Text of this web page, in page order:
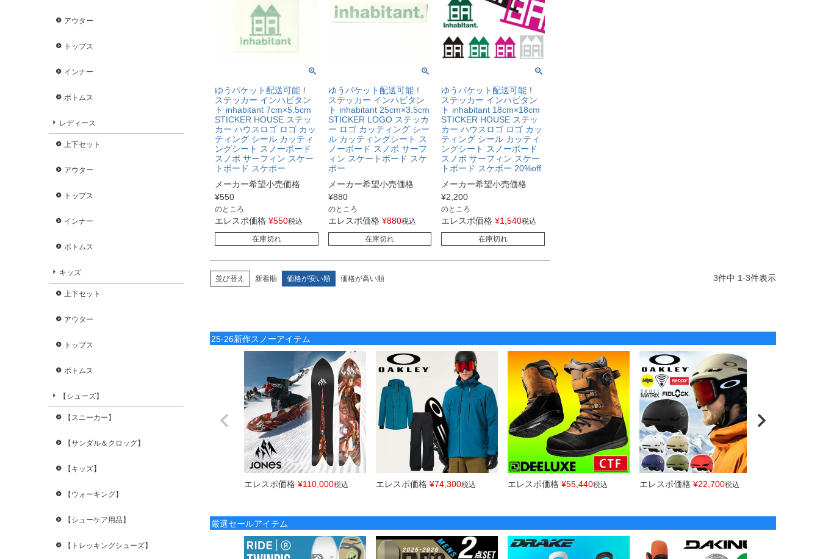
アウター
トップス
インナー
ボトムス
レディース
上下セット
アウター
トップス
インナー
ボトムス
キッズ
上下セット
アウター
トップス
ボトムス
【シューズ】
【スニーカー】
【サンダル＆クロッグ】
【キッズ】
【ウォーキング】
【シューケア用品】
【トレッキングシューズ】
ゆうパケット配送可能！
ステッカー インハビタン
ト inhabitant 7cm×5.5cm
STICKER HOUSE ステッ
カー ハウスロゴ ロゴ カッ
ティング シール カッティ
ングシート スノーボード
スノボ サーフィン スケー
トボード スケボー
メーカー希望小売価格
¥550
のところ
エレスポ価格 ¥550税込
在庫切れ
ゆうパケット配送可能！
ステッカー インハビタン
ト inhabitant 25cm×3.5cm
STICKER LOGO ステッカ
ー ロゴ カッティング シー
ル カッティングシート ス
ノーボード スノボ サーフ
ィン スケートボード スケ
ボー
メーカー希望小売価格
¥880
のところ
エレスポ価格 ¥880税込
在庫切れ
ゆうパケット配送可能！
ステッカー インハビタン
ト inhabitant 18cm×18cm
STICKER HOUSE ステッ
カー ハウスロゴ ロゴ カッ
ティング シール カッティ
ングシート スノーボード
スノボ サーフィン スケー
トボード スケボー 20%off
メーカー希望小売価格
¥2,200
のところ
エレスポ価格 ¥1,540税込
在庫切れ
並び替え 新着順 価格が安い順 価格が高い順 3件中 1-3件表示
25-26新作スノーアイテム
エレスポ価格 ¥110,000税込 エレスポ価格 ¥74,300税込 エレスポ価格 ¥55,440税込 エレスポ価格 ¥22,700税込
厳選セールアイテム